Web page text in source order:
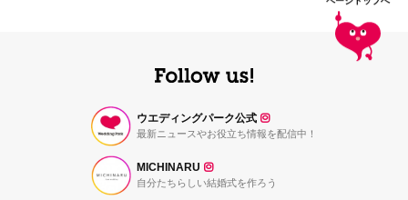
ウエディングパーク公式
最新ニュースやお役立ち情報を配信中！
MICHINARU
自分たちらしい結婚式を作ろう